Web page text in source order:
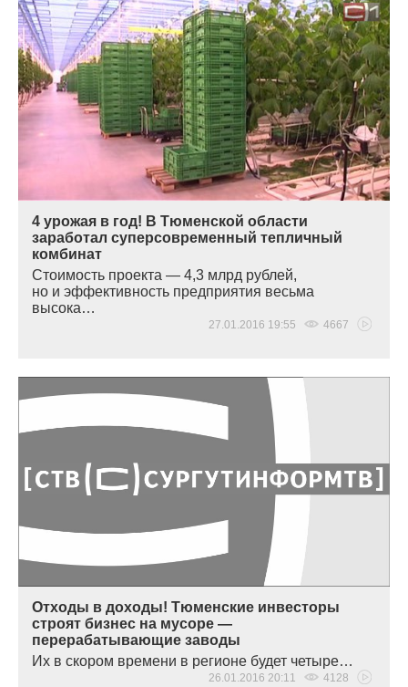
4 урожая в год! В Тюменской области
заработал суперсовременный тепличный
комбинат
Стоимость проекта — 4,3 млрд рублей,
но и эффективность предприятия весьма
высока…
27.01.2016 19:55 4667
Отходы в доходы! Тюменские инвесторы
строят бизнес на мусоре —
перерабатывающие заводы
Их в скором времени в регионе будет четыре…
26.01.2016 20:11 4128